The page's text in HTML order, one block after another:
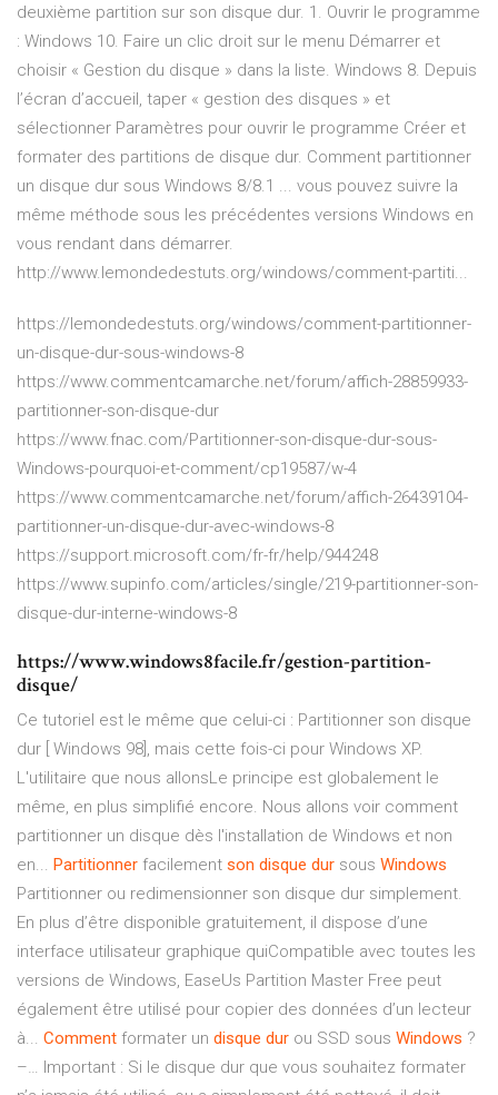
deuxième partition sur son disque dur. 1. Ouvrir le programme
: Windows 10. Faire un clic droit sur le menu Démarrer et
choisir « Gestion du disque » dans la liste. Windows 8. Depuis
l’écran d’accueil, taper « gestion des disques » et
sélectionner Paramètres pour ouvrir le programme Créer et
formater des partitions de disque dur. Comment partitionner
un disque dur sous Windows 8/8.1 ... vous pouvez suivre la
même méthode sous les précédentes versions Windows en
vous rendant dans démarrer.
http://www.lemondedestuts.org/windows/comment-partiti...
https://lemondedestuts.org/windows/comment-partitionner-
un-disque-dur-sous-windows-8
https://www.commentcamarche.net/forum/affich-28859933-
partitionner-son-disque-dur
https://www.fnac.com/Partitionner-son-disque-dur-sous-
Windows-pourquoi-et-comment/cp19587/w-4
https://www.commentcamarche.net/forum/affich-26439104-
partitionner-un-disque-dur-avec-windows-8
https://support.microsoft.com/fr-fr/help/944248
https://www.supinfo.com/articles/single/219-partitionner-son-
disque-dur-interne-windows-8
https://www.windows8facile.fr/gestion-partition-
disque/
Ce tutoriel est le même que celui-ci : Partitionner son disque
dur [ Windows 98], mais cette fois-ci pour Windows XP.
L'utilitaire que nous allonsLe principe est globalement le
même, en plus simplifié encore. Nous allons voir comment
partitionner un disque dès l'installation de Windows et non
en... Partitionner facilement son disque dur sous Windows
Partitionner ou redimensionner son disque dur simplement.
En plus d’être disponible gratuitement, il dispose d’une
interface utilisateur graphique quiCompatible avec toutes les
versions de Windows, EaseUs Partition Master Free peut
également être utilisé pour copier des données d’un lecteur
à... Comment formater un disque dur ou SSD sous Windows ?
–… Important : Si le disque dur que vous souhaitez formater